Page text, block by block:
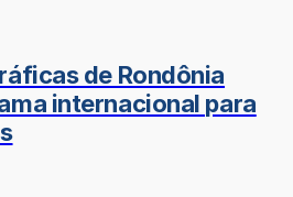
de Rondônia
internacional para